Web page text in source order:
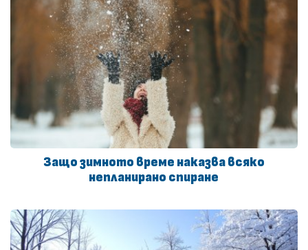
Защо зимното време наказва всяко
непланирано спиране